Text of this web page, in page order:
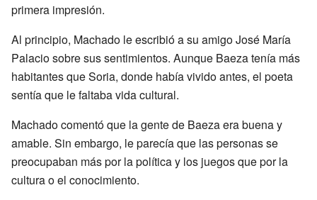
primera impresión.
Al principio, Machado le escribió a su amigo José María
Palacio sobre sus sentimientos. Aunque Baeza tenía más
habitantes que Soria, donde había vivido antes, el poeta
sentía que le faltaba vida cultural.
Machado comentó que la gente de Baeza era buena y
amable. Sin embargo, le parecía que las personas se
preocupaban más por la política y los juegos que por la
cultura o el conocimiento.